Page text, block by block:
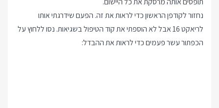
נחזור לקודפן הראשון כדי לראות את זה. הפעם שידרגתי אותו
לריאקט 16 אבל לא הוספתי את קוד הטיפול בשגיאות. נסו ללחוץ על
הכפתור עשר פעמים כדי לראות את ההבדל: